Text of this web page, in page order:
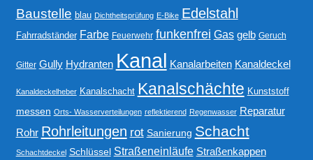
Baustelle blau Dichtheitsprüfung E-Bike Edelstahl
Fahrradständer Farbe Feuerwehr funkenfrei Gas gelb Geruch
Gitter Gully Hydranten Kanal Kanalarbeiten Kanaldeckel
Kanaldeckelheber Kanalschacht Kanalschächte Kunststoff
messen Orts- Wasserverteilungen reflektierend Regenwasser Reparatur
Rohr Rohrleitungen rot Sanierung Schacht
Schachtdeckel Schlüssel Straßeneinläufe Straßenkappen